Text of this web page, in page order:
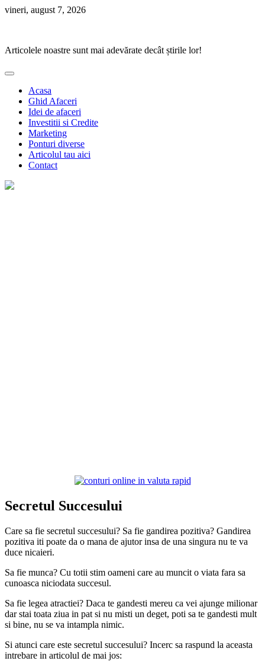
Skip
vineri, august 7, 2026
Articolele noastre sunt mai adevărate decât știrile lor!
Acasa
Ghid Afaceri
Idei de afaceri
Investitii si Credite
Marketing
Ponturi diverse
Articolul tau aici
Contact
Secretul Succesului
Care sa fie secretul succesului? Sa fie gandirea pozitiva? Gandirea
pozitiva iti poate da o mana de ajutor insa de una singura nu te va
duce nicaieri.
Sa fie munca? Cu totii stim oameni care au muncit o viata fara sa
cunoasca niciodata succesul.
Sa fie legea atractiei? Daca te gandesti mereu ca vei ajunge milionar
dar stai toata ziua in pat si nu misti un deget, poti sa te gandesti mult
si bine, nu se va intampla nimic.
Si atunci care este secretul succesului? Incerc sa raspund la aceasta
intrebare in articolul de mai jos: